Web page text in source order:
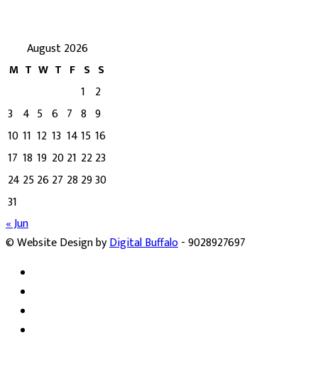
August 2026
M T W T F S S
1 2
3 4 5 6 7 8 9
10 11 12 13 1415 16
17 18 19 2021 2223
24 252627 28 2930
31
« Jun
© Website Design byDigital Buffalo- 9028927697